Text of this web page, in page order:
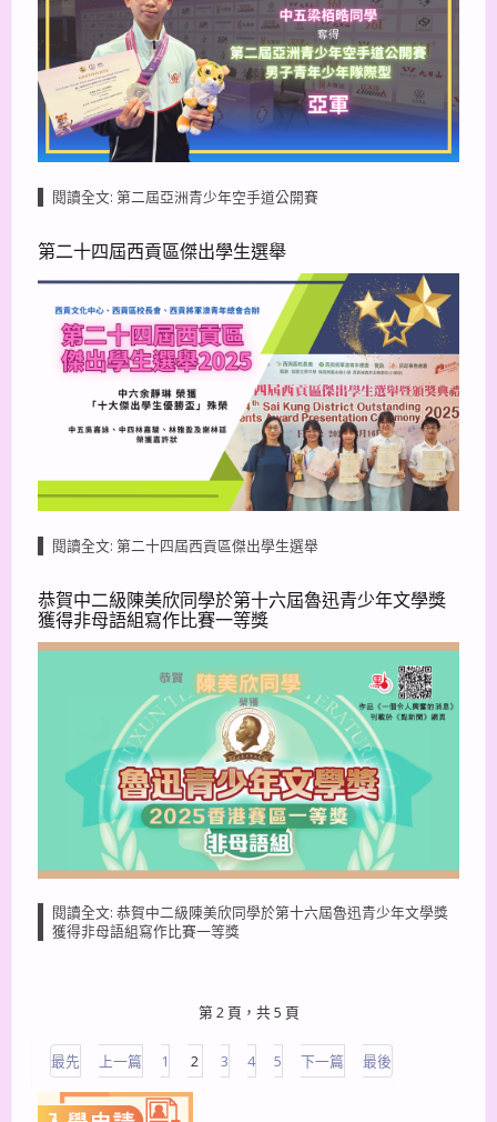
閱讀全文: 第二屆亞洲青少年空手道公開賽
第二十四屆西貢區傑出學生選舉
閱讀全文: 第二十四屆西貢區傑出學生選舉
恭賀中二級陳美欣同學於第十六屆魯迅青少年文學獎
獲得非母語組寫作比賽一等獎
閱讀全文: 恭賀中二級陳美欣同學於第十六屆魯迅青少年文學獎
獲得非母語組寫作比賽一等獎
第 2 頁，共 5 頁
最先 上一篇 1 2 3 4 5 下一篇 最後